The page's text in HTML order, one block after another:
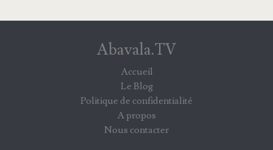
Abavala.TV
Accueil
Le Blog
Politique de confidentialité
A propos
Nous contacter